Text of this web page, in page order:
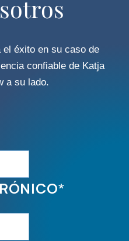
éxito en su caso de
confiable de Katja
a su lado.
*